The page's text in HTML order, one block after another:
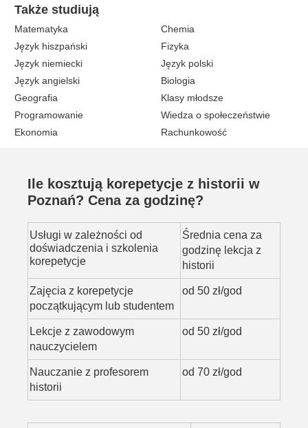
Także studiują
Matematyka
Chemia
Język hiszpański
Fizyka
Język niemiecki
Język polski
Język angielski
Biologia
Geografia
Klasy młodsze
Programowanie
Wiedza o społeczeństwie
Ekonomia
Rachunkowość
Ile kosztują korepetycje z historii w
Poznań? Cena za godzinę?
Usługi w zależności od
doświadczenia i szkolenia
korepetycje
Średnia cena za
godzinę lekcja z
historii
Zajęcia z korepetycje
początkującym lub studentem
od 50 zł/god
Lekcje z zawodowym
nauczycielem
od 50 zł/god
Nauczanie z profesorem
historii
od 70 zł/god